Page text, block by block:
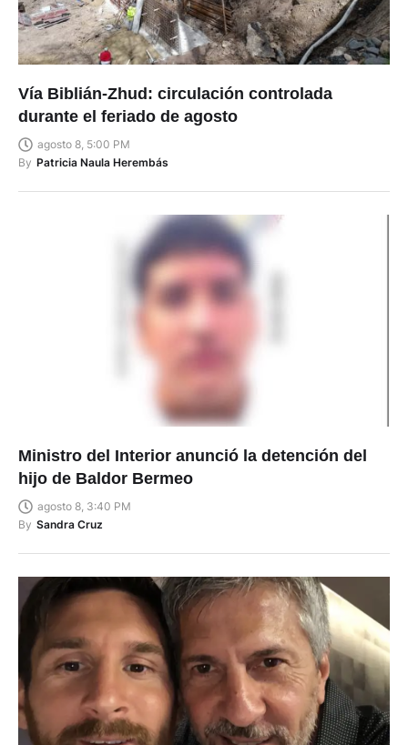
Vía Biblián-Zhud: circulación controlada
durante el feriado de agosto
agosto 8, 5:00 PM
By Patricia Naula Herembás
Ministro del Interior anunció la detención del
hijo de Baldor Bermeo
agosto 8, 3:40 PM
By Sandra Cruz